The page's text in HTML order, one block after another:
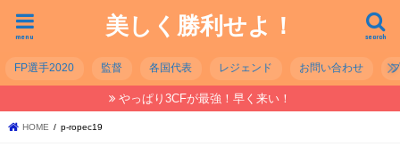
美しく勝利せよ！ search
menu
FP選手2020 監督 各国代表 レジェンド お問い合わせ
やっぱり3CFが最強！早く来い！
HOME p-ropec19